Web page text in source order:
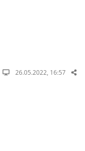
26.05.2022, 16:57